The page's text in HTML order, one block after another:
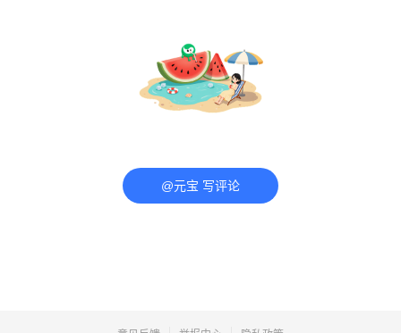
@元宝 写评论